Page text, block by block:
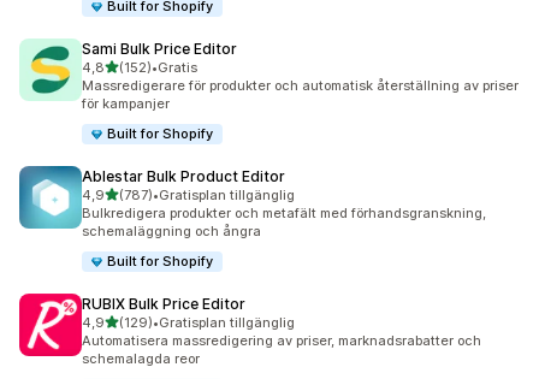
Built for Shopify
Sami Bulk Price Editor
4,8av 5 stjärnor
(152)
152 recensioner totalt
•Gratis
Massredigerare för produkter och automatisk återställning av priser
för kampanjer
Built for Shopify
Ablestar Bulk Product Editor
4,9av 5 stjärnor
(787)
787 recensioner totalt
•Gratisplan tillgänglig
Bulkredigera produkter och metafält med förhandsgranskning,
schemaläggning och ångra
Built for Shopify
RUBIX Bulk Price Editor
4,9av 5 stjärnor
(129)
129 recensioner totalt
•Gratisplan tillgänglig
Automatisera massredigering av priser, marknadsrabatter och
schemalagda reor